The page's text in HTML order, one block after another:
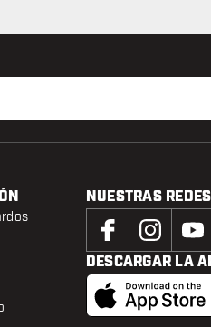
NUESTRAS
DESCARGAR LA